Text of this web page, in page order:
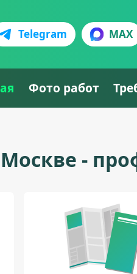
Telegram MAX
Фото работ
-